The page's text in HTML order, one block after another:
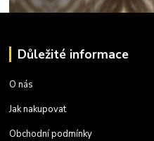
Důležité informace
O nás
Jak nakupovat
Obchodní podmínky